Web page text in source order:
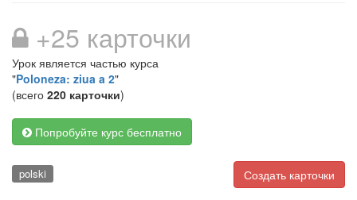
+25 карточки
Урок является частью курса
"Poloneza: ziua a 2"
(всего 220 карточки)
Попробуйте курс бесплатно
Создать карточки
polski